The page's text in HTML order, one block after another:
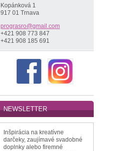
Kopánková 1
917 01 Trnava
prograsro@gmail. com
+421 908 773 847
+421 908 185 691
NEWSLETTER
Inšpirácia na kreatívne
darčeky, zaujímavé svadobné
doplnky alebo firemné